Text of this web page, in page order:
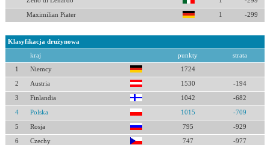
Maximilian Piater 1 -299
Klasyfikacja drużynowa
kraj punkty strata
1 Niemcy 1724
2 Austria 1530 -194
3 Finlandia 1042 -682
4 Polska 1015 -709
5 Rosja 795 -929
6 Czechy 747 -977